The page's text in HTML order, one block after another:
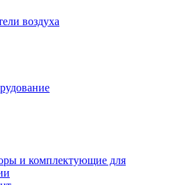
воздуха
и комплектующие для